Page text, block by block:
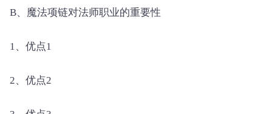
B、魔法项链对法师职业的重要性
1、优点1
2、优点2